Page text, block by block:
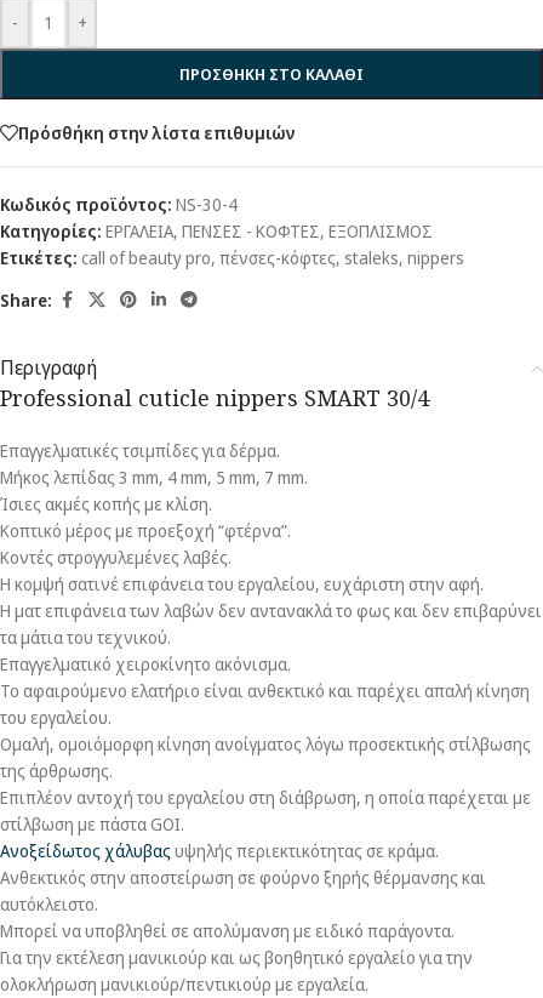
- +
ΠΡΟΣΘΗΚΗ ΣΤΟ ΚΑΛΑΘΙ
Πρόσθήκη στην λίστα επιθυμιών
Κωδικός προϊόντος: NS-30-4
Κατηγορίες: ΕΡΓΑΛΕΙΑ, ΠΕΝΣΕΣ - ΚΟΦΤΕΣ, ΕΞΟΠΛΙΣΜΟΣ
Ετικέτες: call of beauty pro, πένσες-κόφτες, staleks, nippers
Share:
Περιγραφή
Professional cuticle nippers SMART 30/4
Επαγγελματικές τσιμπίδες για δέρμα.
Μήκος λεπίδας 3 mm, 4 mm, 5 mm, 7 mm.
Ίσιες ακμές κοπής με κλίση.
Κοπτικό μέρος με προεξοχή “φτέρνα”.
Κοντές στρογγυλεμένες λαβές.
Η κομψή σατινέ επιφάνεια του εργαλείου, ευχάριστη στην αφή.
Η ματ επιφάνεια των λαβών δεν αντανακλά το φως και δεν επιβαρύνει
τα μάτια του τεχνικού.
Επαγγελματικό χειροκίνητο ακόνισμα.
Το αφαιρούμενο ελατήριο είναι ανθεκτικό και παρέχει απαλή κίνηση
του εργαλείου.
Ομαλή, ομοιόμορφη κίνηση ανοίγματος λόγω προσεκτικής στίλβωσης
της άρθρωσης.
Επιπλέον αντοχή του εργαλείου στη διάβρωση, η οποία παρέχεται με
στίλβωση με πάστα GOI.
Ανοξείδωτος χάλυβαςυψηλής περιεκτικότητας σε κράμα.
Ανθεκτικός στην αποστείρωση σε φούρνο ξηρής θέρμανσης και
αυτόκλειστο.
Μπορεί να υποβληθεί σε απολύμανση με ειδικό παράγοντα.
Για την εκτέλεση μανικιούρ και ως βοηθητικό εργαλείο για την
ολοκλήρωση μανικιούρ/πεντικιούρ με εργαλεία.